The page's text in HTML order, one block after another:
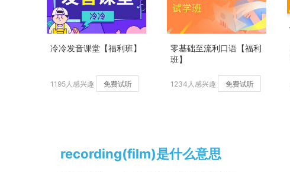
冷冷发音课堂【福利班】
1195人感兴趣 免费试听
零基础至流利口语【福利
班】
1234人感兴趣 免费试听
recording(film)是什么意思